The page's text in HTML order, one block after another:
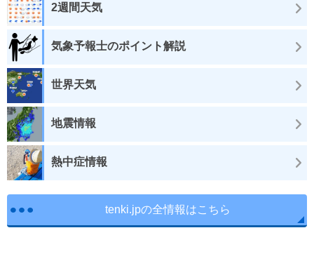
2週間天気
気象予報士のポイント解説
世界天気
地震情報
熱中症情報
tenki.jpの全情報はこちら